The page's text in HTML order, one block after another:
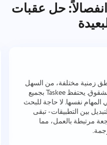
حل عقبات
زمنية مختلفة، من السهل
أن تنزلق تفاصيل مهمة من خلال الشقوق. يحتفظ Taskee بجميع
نفسها. لا حاجة للبحث
بين التطبيقات - تبقى
مرتبطة بالعمل، مما
خطأ